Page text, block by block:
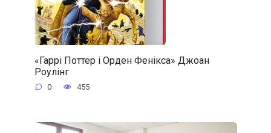
«Гаррі Поттер і Орден Фенікса» Джоан
Роулінг
0 455